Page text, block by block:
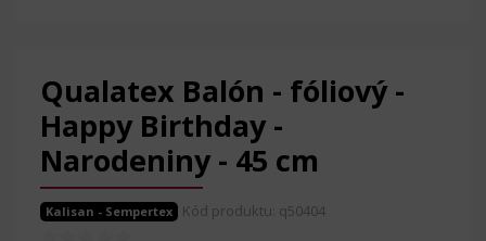
Qualatex Balón - fóliový -
Happy Birthday -
Narodeniny - 45 cm
Kalisan - Sempertex Kód produktu: q50404